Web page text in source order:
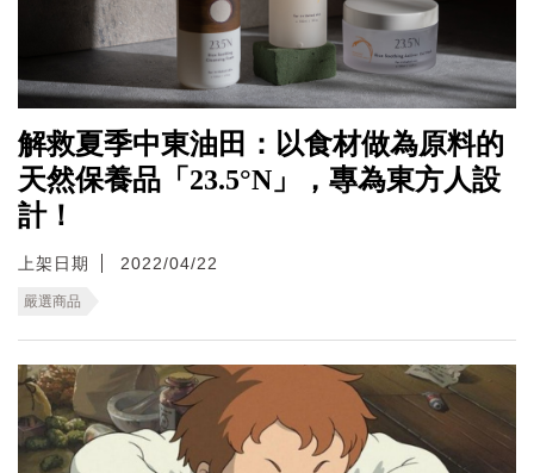
解救夏季中東油田：以食材做為原料的
天然保養品「23.5°N」，專為東方人設
計！
上架日期 2022/04/22
嚴選商品